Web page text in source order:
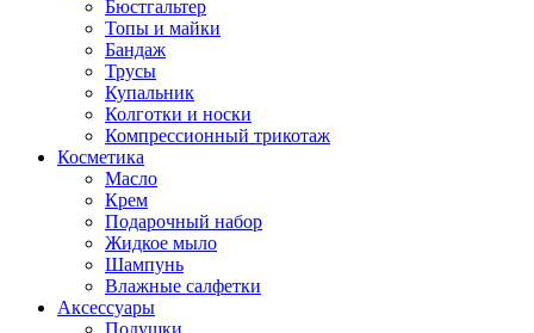
Бюстгальтер
Топы и майки
Бандаж
Трусы
Купальник
Колготки и носки
Компрессионный трикотаж
Косметика
Масло
Крем
Подарочный набор
Жидкое мыло
Шампунь
Влажные салфетки
Аксессуары
Подушки